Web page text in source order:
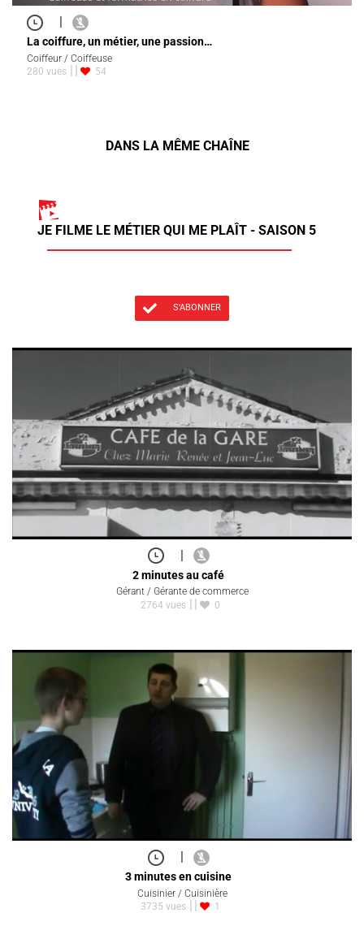
|
La coiffure, un métier, une passion…
Coiffeur / Coiffeuse
280 vues
54
DANS LA MÊME CHAÎNE
JE FILME LE MÉTIER QUI ME PLAÎT - SAISON 5
S'ABONNER
|
2 minutes au café
Gérant / Gérante de commerce
2764 vues
0
|
3 minutes en cuisine
Cuisinier / Cuisinière
3735 vues
1